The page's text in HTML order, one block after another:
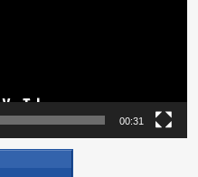
00:31